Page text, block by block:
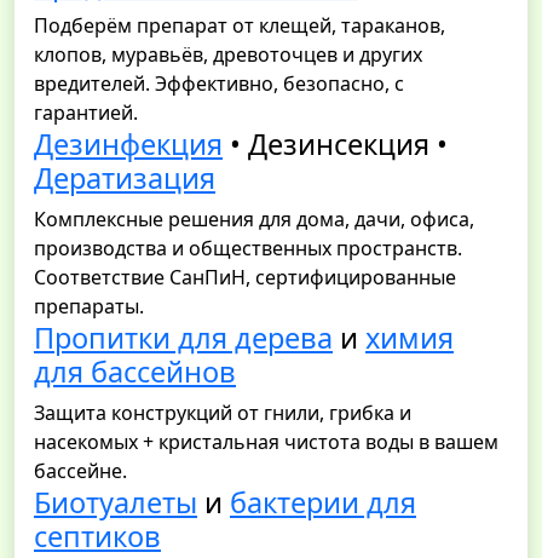
Подберём препарат от клещей, тараканов,
клопов, муравьёв, древоточцев и других
вредителей. Эффективно, безопасно, с
гарантией.
Дезинфекция • Дезинсекция •
Дератизация
Комплексные решения для дома, дачи, офиса,
производства и общественных пространств.
Соответствие СанПиН, сертифицированные
препараты.
Пропитки для дерева и химия
для бассейнов
Защита конструкций от гнили, грибка и
насекомых + кристальная чистота воды в вашем
бассейне.
Биотуалеты и бактерии для
септиков